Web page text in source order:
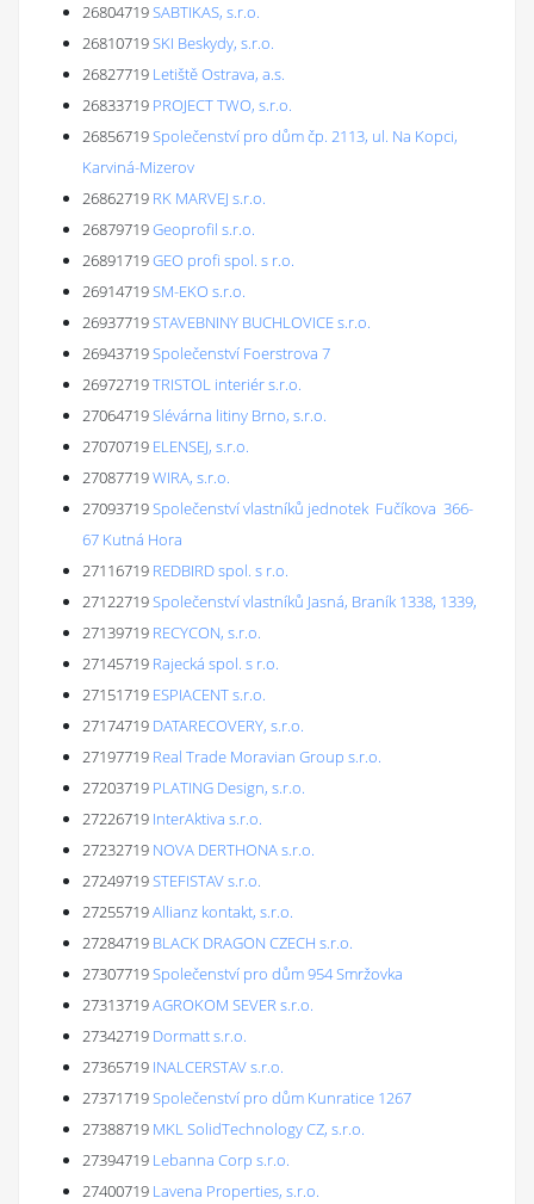
26804719SABTIKAS, s.r.o.
26810719SKI Beskydy, s.r.o.
26827719 Letiště Ostrava, a.s.
26833719 PROJECT TWO, s.r.o.
26856719Společenství pro dům čp. 2113, ul. Na Kopci,
Karviná-Mizerov
26862719 RK MARVEJ s.r.o.
26879719Geoprofil s.r.o.
26891719GEO profi spol. s r.o.
26914719SM-EKO s.r.o.
26937719STAVEBNINY BUCHLOVICE s.r.o.
26943719Společenství Foerstrova 7
26972719TRISTOL interiér s.r.o.
27064719Slévárna litiny Brno, s.r.o.
27070719 ELENSEJ, s.r.o.
27087719WIRA, s.r.o.
27093719Společenství vlastníků jednotek Fučíkova 366-
67 Kutná Hora
27116719 REDBIRD spol. s r.o.
27122719Společenství vlastníků Jasná, Braník 1338, 1339,
27139719 RECYCON, s.r.o.
27145719 Rajecká spol. s r.o.
27151719 ESPIACENT s.r.o.
27174719 DATARECOVERY, s.r.o.
27197719 Real Trade Moravian Group s.r.o.
27203719 PLATING Design, s.r.o.
27226719 InterAktiva s.r.o.
27232719 NOVA DERTHONA s.r.o.
27249719STEFISTAV s.r.o.
27255719Allianz kontakt, s.r.o.
27284719 BLACK DRAGON CZECH s.r.o.
27307719Společenství pro dům 954 Smržovka
27313719AGROKOM SEVER s.r.o.
27342719 Dormatt s.r.o.
27365719 INALCERSTAV s.r.o.
27371719Společenství pro dům Kunratice 1267
27388719 MKL SolidTechnology CZ, s.r.o.
27394719 Lebanna Corp s.r.o.
27400719 Lavena Properties, s.r.o.